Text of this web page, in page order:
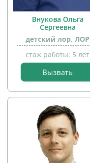
прием
детей
Внукова Ольга
Сергеевна
детский лор, ЛОР
стаж работы: 5 лет
Вызвать